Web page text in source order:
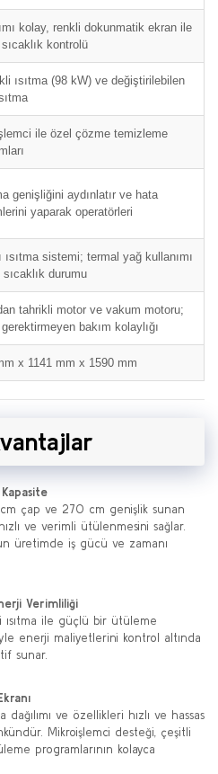
kolay, renkli dokunmatik ekran ile
sıcaklık kontrolü
ısıtma (98 kW) ve değiştirilebilen
ile özel çözme temizleme
genişliğini aydınlatır ve hata
yaparak operatörleri
ısıtma sistemi; termal yağ kullanımı
durumu
tahrikli motor ve vakum motoru;
bakım kolaylığı
x 1141 mm x 1590 mm
çap ve 270 cm genişlik sunan
ve verimli ütülenmesini sağlar.
üretimde iş gücü ve zamanı
Verimliliği
ile güçlü bir ütüleme
enerji maliyetlerini kontrol altında
sunar.
dağılımı ve özellikleri hızlı ve hassas
Mikroişlemci desteği, çeşitli
programlarının kolayca